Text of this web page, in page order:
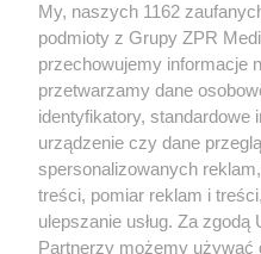
Żaden utwór zamieszczony w
rozpowszechniany lub dalej
tym także elektroniczny lub
eksploatacji w jakiejkolwiek
Internecie bez pisemnej zgody
wykorzystanie utworów w całości
tzn. bez właściwej zgody, jest
ścigane prawnie.
My, naszych 1162
podmioty z Grupy ZPR
przechowujemy informacje
przetwarzamy dane
identyfikatory, standardowe
urządzenie czy dane
spersonalizowanych
treści, pomiar reklam i
ulepszanie usług. Za
Partnerzy możemy używać